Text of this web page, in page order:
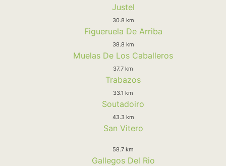
Justel
30.8 km
Figueruela De Arriba
38.8 km
Muelas De Los Caballeros
37.7 km
Trabazos
33.1 km
Soutadoiro
43.3 km
San Vitero
58.7 km
Gallegos Del Rio